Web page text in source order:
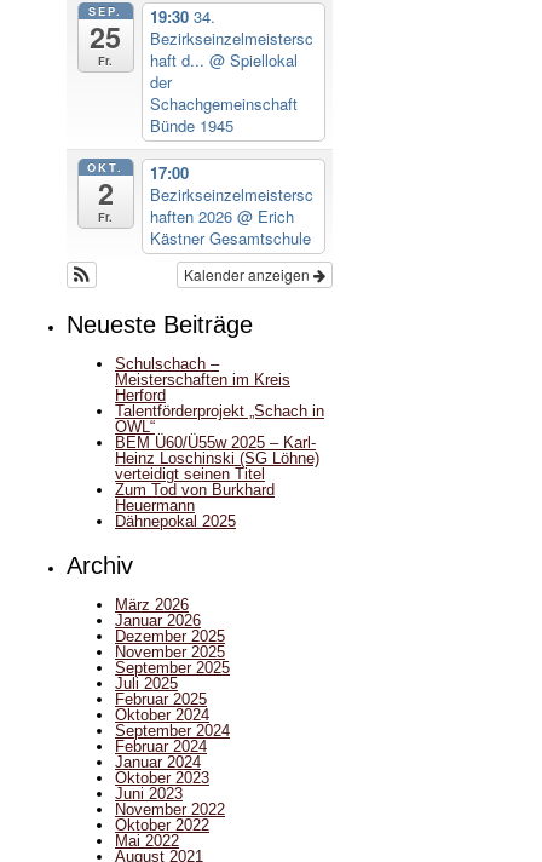
SEP.
25
Fr.
19:30 34.
Bezirkseinzelmeistersc
haft d... @ Spiellokal
der
Schachgemeinschaft
Bünde 1945
OKT.
2
Fr.
17:00
Bezirkseinzelmeistersc
haften 2026 @ Erich
Kästner Gesamtschule
Kalender anzeigen
Neueste Beiträge
Schulschach –
Meisterschaften im Kreis
Herford
Talentförderprojekt „Schach in
OWL“
BEM Ü60/Ü55w 2025 – Karl-
Heinz Loschinski (SG Löhne)
verteidigt seinen Titel
Zum Tod von Burkhard
Heuermann
Dähnepokal 2025
Archiv
März 2026
Januar 2026
Dezember 2025
November 2025
September 2025
Juli 2025
Februar 2025
Oktober 2024
September 2024
Februar 2024
Januar 2024
Oktober 2023
Juni 2023
November 2022
Oktober 2022
Mai 2022
August 2021